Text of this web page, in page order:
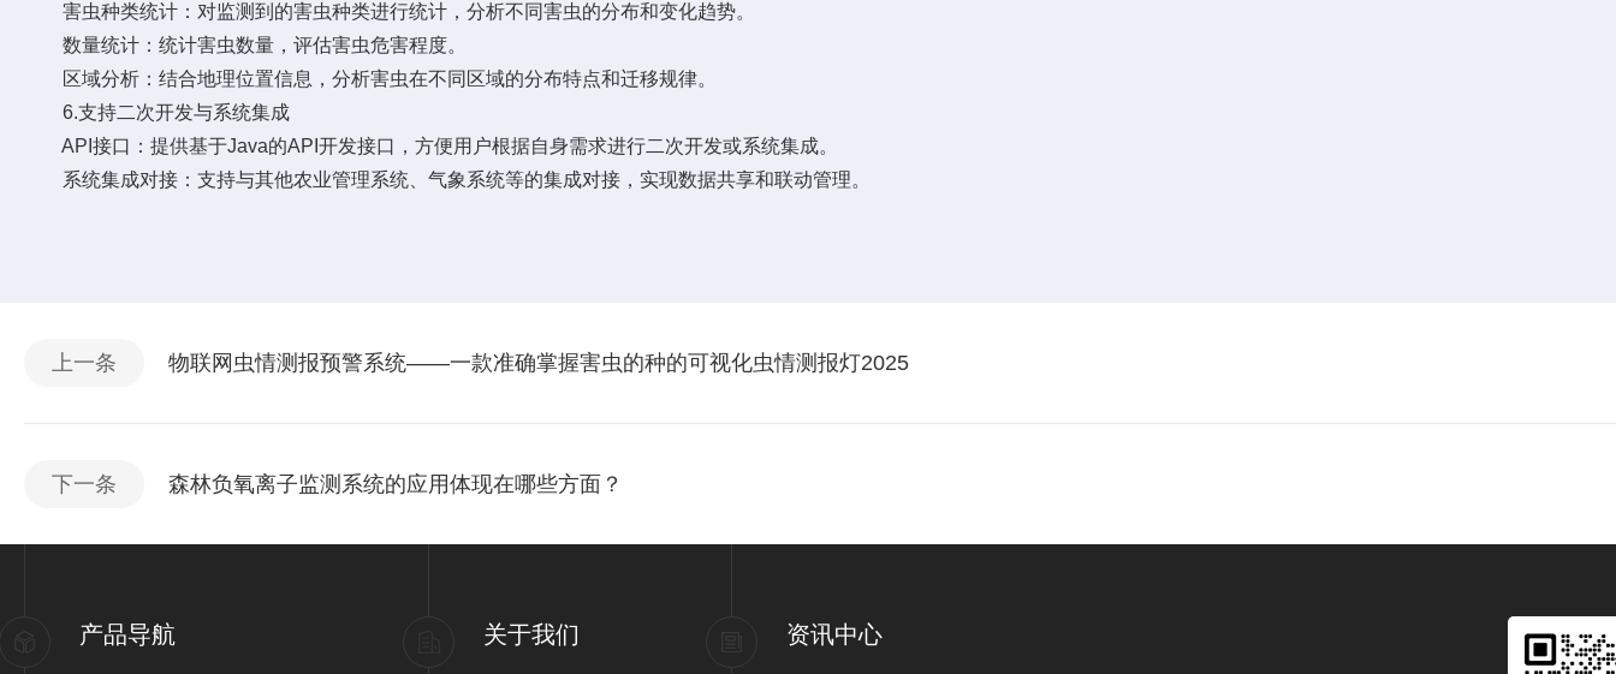
害虫种类统计：对监测到的害虫种类进行统计，分析不同害虫的分布和变化趋势。
数量统计：统计害虫数量，评估害虫危害程度。
区域分析：结合地理位置信息，分析害虫在不同区域的分布特点和迁移规律。
6.支持二次开发与系统集成
API接口：提供基于Java的API开发接口，方便用户根据自身需求进行二次开发或系统集成。
系统集成对接：支持与其他农业管理系统、气象系统等的集成对接，实现数据共享和联动管理。
上一条 物联网虫情测报预警系统——一款准确掌握害虫的种的可视化虫情测报灯2025
下一条 森林负氧离子监测系统的应用体现在哪些方面？
产品导航 关于我们 资讯中心